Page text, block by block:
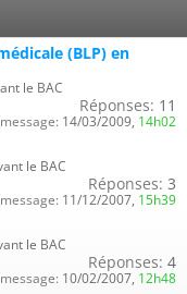
(BLP) en
le BAC
Réponses: 11
14/03/2009, 14h02
le BAC
Réponses: 3
11/12/2007, 15h39
le BAC
Réponses: 4
10/02/2007, 12h48